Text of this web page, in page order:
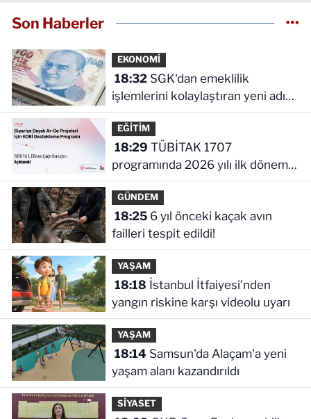
Son Haberler
EKONOMİ
18:32SGK'dan emeklilik
işlemlerini kolaylaştıran yeni adım
daha!
EĞİTİM
18:29
programında 2026 yılı ilk dönem
sonuçları açıklandı
GÜNDEM
18:256 yıl önceki kaçak avın
failleri tespit edildi!
YAŞAM
18:18
yangın riskine karşı videolu uyarı
YAŞAM
18:14Samsun'da Alaçam'a yeni
yaşam alanı kazandırıldı
SİYASET